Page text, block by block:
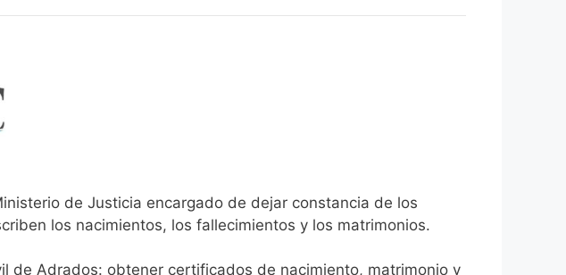
de Justicia encargado de dejar constancia de los
los nacimientos, los fallecimientos y los matrimonios.
de Adrados: obtener certificados de nacimiento, matrimonio y